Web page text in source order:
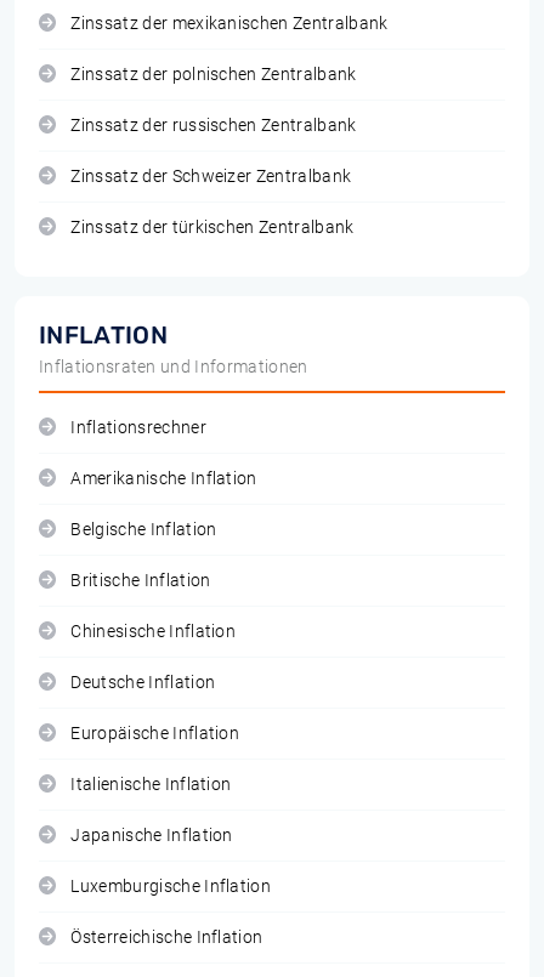
Zinssatz der mexikanischen Zentralbank
Zinssatz der polnischen Zentralbank
Zinssatz der russischen Zentralbank
Zinssatz der Schweizer Zentralbank
Zinssatz der türkischen Zentralbank
INFLATION
Inflationsraten und Informationen
Inflationsrechner
Amerikanische Inflation
Belgische Inflation
Britische Inflation
Chinesische Inflation
Deutsche Inflation
Europäische Inflation
Italienische Inflation
Japanische Inflation
Luxemburgische Inflation
Österreichische Inflation